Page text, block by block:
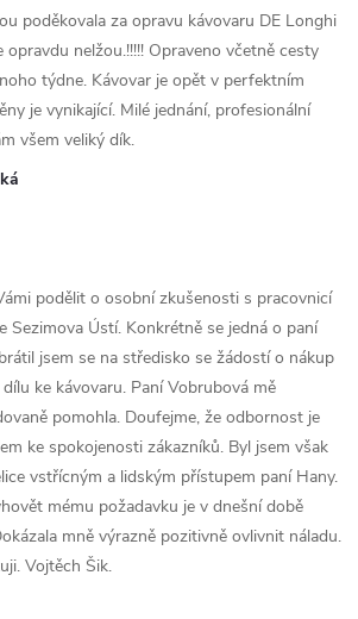
poděkovala za opravu kávovaru DE Longhi
opravdu nelžou.!!!!! Opraveno včetně cesty
týdne. Kávovar je opět v perfektním
je vynikající. Milé jednání, profesionální
všem veliký dík.
podělit o osobní zkušenosti s pracovnicí
Sezimova Ústí. Konkrétně se jedná o paní
jsem se na středisko se žádostí o nákup
ke kávovaru. Paní Vobrubová mě
pomohla. Doufejme, že odbornost je
ke spokojenosti zákazníků. Byl jsem však
vstřícným a lidským přístupem paní Hany.
mému požadavku je v dnešní době
mně výrazně pozitivně ovlivnit náladu.
Vojtěch Šik.